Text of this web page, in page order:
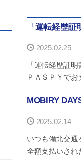
「運転経歴
2025.02.25
「運転経歴証
ＰＡＳＰＹで
MOBIRY
2025.02.14
いつも備北交
全額支払いされ